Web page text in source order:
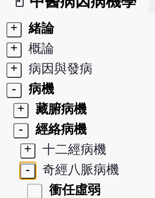
+
緒論
+
概論
+
病因與發病
-
病機
+
藏腑病機
-
經絡病機
+
十二經病機
-
奇經八脈病機
衝任虛弱